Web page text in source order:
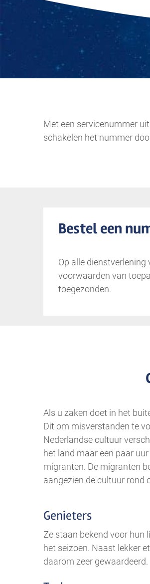
Met een servicenummer
schakelen het nummer
Bestel een
Op alle
voorwaarden van
toegezonden.
Als u zaken doet in het
Dit om misverstanden te
Nederlandse cultuur
het land maar een paar
migranten. De migranten
aangezien de cultuur rond
Genieters
Ze staan bekend voor hun
het seizoen. Naast lekker
daarom zeer gewaardeerd.